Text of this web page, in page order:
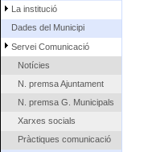
La institució
Dades del Municipi
Servei Comunicació
Notícies
N. premsa Ajuntament
N. premsa G. Municipals
Xarxes socials
Pràctiques comunicació